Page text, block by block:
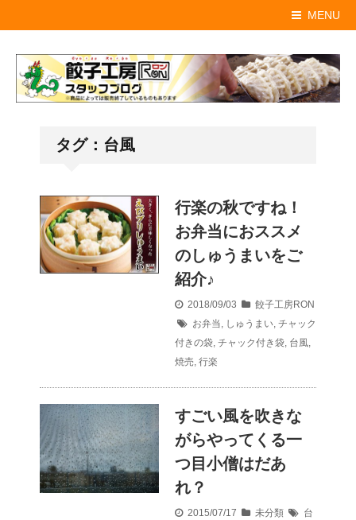
MENU
タグ：台風
行楽の秋ですね！
お弁当におススメ
のしゅうまいをご
紹介♪
2018/09/03
餃子工房RON
お弁当
しゅうまい チャック
付きの袋 チャック付き袋 台風
焼売 行楽
すごい風を吹きな
がらやってくる一
つ目小僧はだあ
れ？
2015/07/17 未分類
台